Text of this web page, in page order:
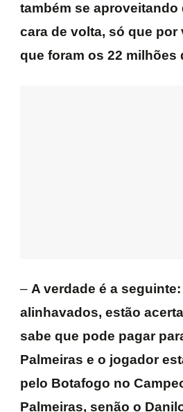
também se
cara de volta, só que
que foram os 22 milhões
– A verdade é a
alinhavados, estão
sabe que pode pagar
Palmeiras e o jogador
pelo Botafogo no
Palmeiras, senão o